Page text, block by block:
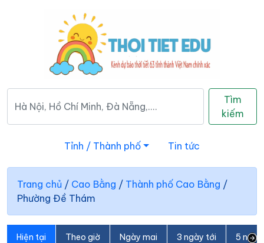
Tìm
kiếm
Tỉnh / Thành phố Tin tức
Trang chủ / Cao Bằng / Thành phố Cao Bằng /
Phường Đề Thám
Hiện tại Theo giờ Ngày mai 3 ngày tới 5